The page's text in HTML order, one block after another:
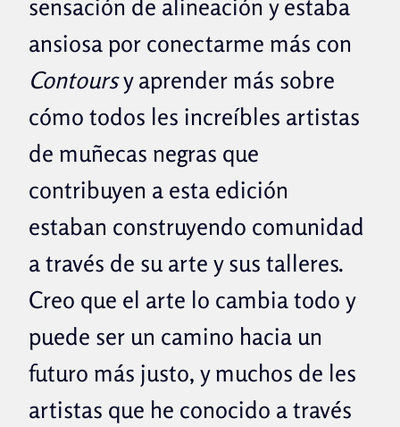
sensación de alineación y estaba
ansiosa por conectarme más con
Contoursy aprender más sobre
cómo todos les increíbles artistas
de muñecas negras que
contribuyen a esta edición
estaban construyendo comunidad
a través de su arte y sus talleres.
Creo que el arte lo cambia todo y
puede ser un camino hacia un
futuro más justo, y muchos de les
artistas que he conocido a través